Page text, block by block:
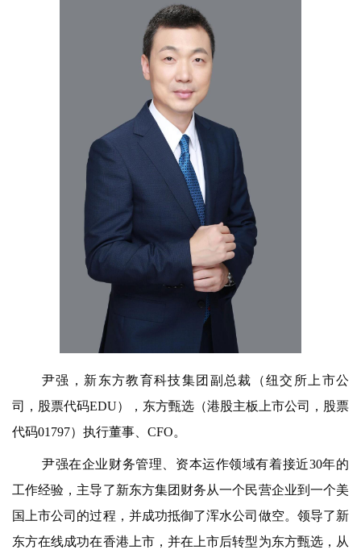
尹强，新东方教育科技集团副总裁（纽交所上市公
司，股票代码EDU），东方甄选（港股主板上市公司，股票
代码01797）执行董事、CFO。
尹强在企业财务管理、资本运作领域有着接近30年的
工作经验，主导了新东方集团财务从一个民营企业到一个美
国上市公司的过程，并成功抵御了浑水公司做空。领导了新
东方在线成功在香港上市，并在上市后转型为东方甄选，从